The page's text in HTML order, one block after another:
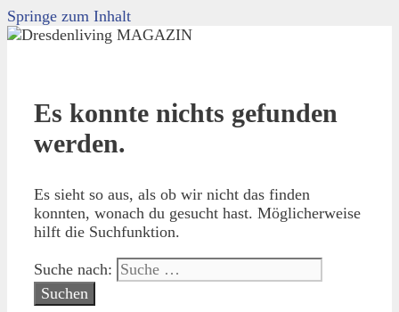
Springe zum Inhalt
Es konnte nichts gefunden
werden.
Es sieht so aus, als ob wir nicht das finden
konnten, wonach du gesucht hast. Möglicherweise
hilft die Suchfunktion.
Suche nach: